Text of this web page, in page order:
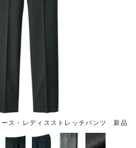
ス・レディスストレッチパンツ 新品